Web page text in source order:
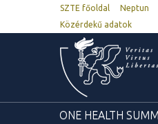
SZTE főoldal Neptun
Közérdekű adatok
ONE HEALTH